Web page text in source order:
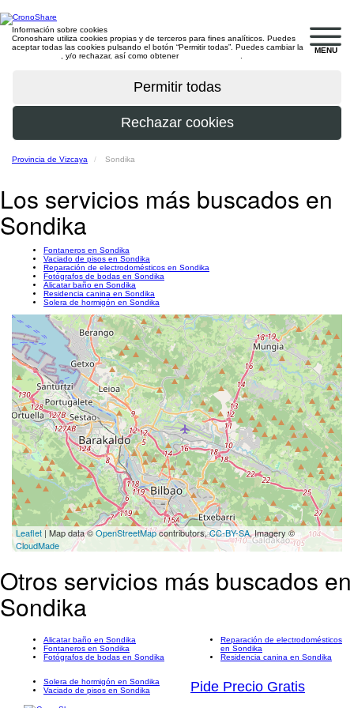
MENU
Información sobre cookies
Cronoshare utiliza cookies propias y de terceros para fines analíticos. Puedes
aceptar todas las cookies pulsando el botón “Permitir todas”. Puedes cambiar la
, y/o rechazar, así como obtener
Provincia de Vizcaya Sondika
Los servicios más buscados en
Sondika
Fontaneros en Sondika
Vaciado de pisos en Sondika
Reparación de electrodomésticos en Sondika
Fotógrafos de bodas en Sondika
Alicatar baño en Sondika
Residencia canina en Sondika
Solera de hormigón en Sondika
Leaflet | Map data ©OpenStreetMapcontributors,CC-BY-SA, Imagery ©
CloudMade
Otros servicios más buscados en
Sondika
Alicatar baño en Sondika
Fontaneros en Sondika
Fotógrafos de bodas en Sondika
Reparación de electrodomésticos
en Sondika
Residencia canina en Sondika
Solera de hormigón en Sondika
Vaciado de pisos en Sondika
Pide Precio Gratis